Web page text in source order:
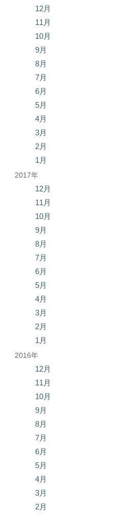
12月
11月
10月
9月
8月
7月
6月
5月
4月
3月
2月
1月
2017年
12月
11月
10月
9月
8月
7月
6月
5月
4月
3月
2月
1月
2016年
12月
11月
10月
9月
8月
7月
6月
5月
4月
3月
2月